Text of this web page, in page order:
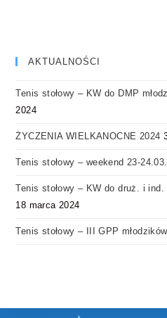
AKTUALNOŚCI
Tenis stołowy – KW do DMP
2024
ŻYCZENIA WIELKANOCNE 2024
Tenis stołowy – weekend 23-
Tenis stołowy – KW do druż. i
18 marca 2024
Tenis stołowy – III GPP